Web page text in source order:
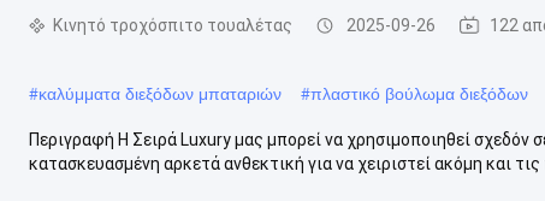
Κινητό τροχόσπιτο τουαλέτας 2025-09-26 122
#καλύμματα διεξόδων μπαταριών #πλαστικό βούλωμα διεξόδων
Περιγραφή Η Σειρά Luxury μας μπορεί να χρησιμοποιηθεί σχεδόν
κατασκευασμένη αρκετά ανθεκτική για να χειριστεί ακόμη και τις